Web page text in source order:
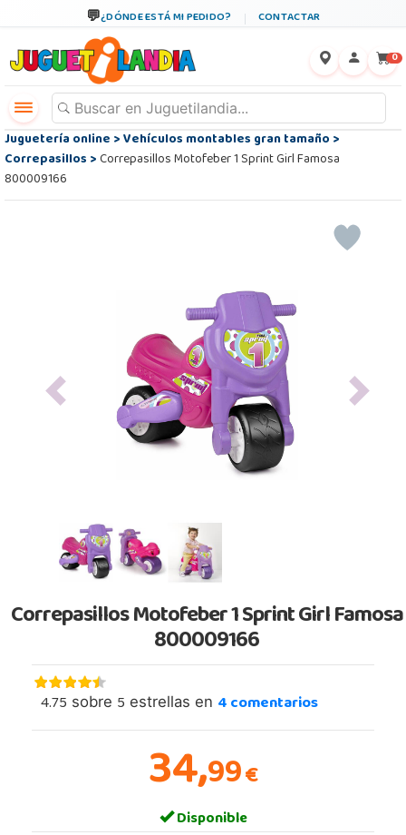
¿DÓNDE ESTÁ MI PEDIDO? CONTACTAR
0
Juguetería online>Vehículos montables gran tamaño>
Correpasillos>Correpasillos Motofeber 1 Sprint Girl Famosa
800009166
Previous Next
Correpasillos Motofeber 1 Sprint Girl Famosa
800009166
4.75 sobre 5 estrellas en 4comentarios
34,99€
Disponible